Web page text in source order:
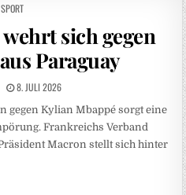
POSTED
SPORT
sich gegen
Paraguay
8. JULI 2026
gegen Kylian Mbappé sorgt eine
Frankreichs Verband
Macron stellt sich hinter